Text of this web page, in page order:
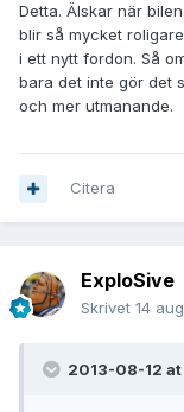
Detta. Älskar när
blir så mycket
i ett nytt fordon. Så
bara det inte gör det
och mer utmanande.
Citera
ExploSive
Skrivet 14
2013-08-12